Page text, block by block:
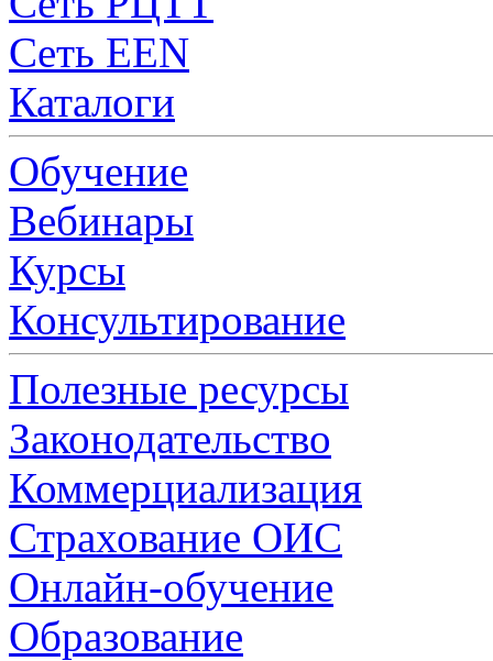
Сеть EEN
Каталоги
Обучение
Вебинары
Курсы
Консультирование
Полезные ресурсы
Законодательство
Коммерциализация
Страхование ОИС
Онлайн-обучение
Образование